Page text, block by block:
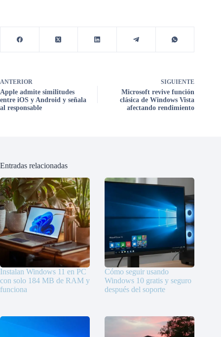
ANTERIOR
Apple admite similitudes
entre iOS y Android y señala
al responsable
SIGUIENTE
Microsoft revive función
clásica de Windows Vista
afectando rendimiento
Entradas relacionadas
Instalan Windows 11 en PC
con solo 184 MB de RAM y
funciona
Cómo seguir usando
Windows 10 gratis y seguro
después del soporte